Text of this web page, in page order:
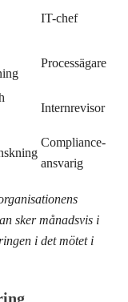
IT-chef
Processägare
Internrevisor
Compliance-
ansvarig
sker månadsvis i
i det mötet i